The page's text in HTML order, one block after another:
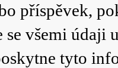
příspěvek,
se všemi údaji
tyto